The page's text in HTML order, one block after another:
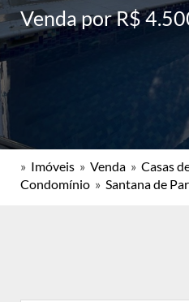
Venda por R$
» Imóveis » Venda » Casas
Condomínio » Santana de